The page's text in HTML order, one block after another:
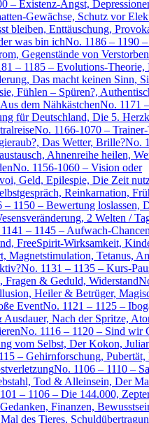
– Existenz-Angst,
Gewächse, Schutz vor
bleiben, Enttäuschung,
was bin ichNo. 1186 – 1190
Gegenstände von
– 1185 – Evolutions-Theorie,
Das macht keinen Sinn,
Fühlen – Spüren?,
dem NähkästchenNo. 1171
für Deutschland, Die 5.
No. 1166-1070 –
Das Wetter, Brille?No.
Ahnenreihe heilen,
No. 1156-1060 – Vision oder
Geld, Epilespie, Die Zeit
Reinkarnation,
– 1150 – Bewertung loslassen,
2 Welten /
– 1145 – Aufwach-
FreeSpirit-Wirksamkeit,
Magnetstimulation, Tetanus,
No. 1131 – 1135 – Kurs-
Fragen & Geduld, Widerstand
Heiler & Betrüger,
EventNo. 1121 – 1125 –
Nach der Spritze,
No. 1116 – 1120 – Sind wir
vom Selbst, Der Kokon,
– Gehirnforschung, Pubertät,
No. 1106 – 1110 –
Tod & Alleinsein, Der
– 1106 – Die 144.000,
Finanzen,
des Tieres,